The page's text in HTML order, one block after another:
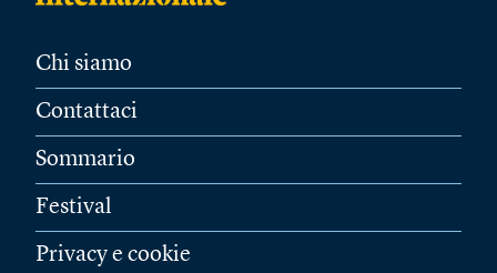
Chi siamo
Contattaci
Sommario
Festival
Privacy e cookie